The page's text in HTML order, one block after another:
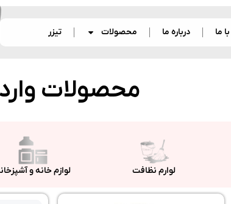
ما درباره ما محصولات تیزر
محصولات
لوارم نظافت لوازم خانه و